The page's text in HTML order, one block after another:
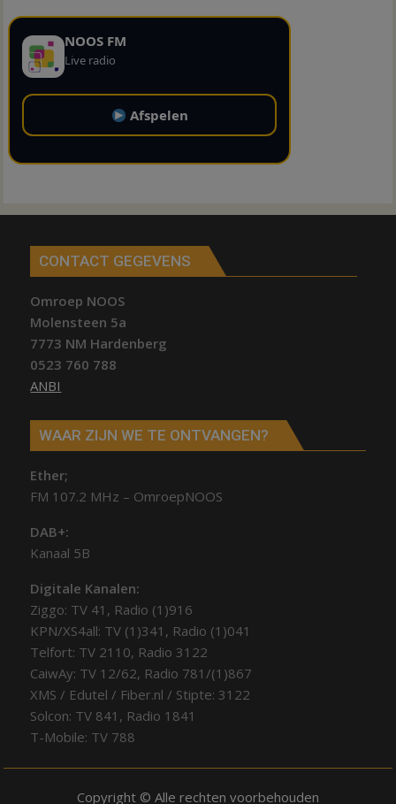
NOOS FM
Live radio
Afspelen
CONTACT GEGEVENS
Omroep NOOS
Molensteen 5a
7773 NM Hardenberg
0523 760 788
ANBI
WAAR ZIJN WE TE ONTVANGEN?
Ether;
FM 107.2 MHz – OmroepNOOS
DAB+:
Kanaal 5B
Digitale Kanalen:
Ziggo: TV 41, Radio (1)916
KPN/XS4all: TV (1)341, Radio (1)041
Telfort: TV 2110, Radio 3122
CaiwAy: TV 12/62, Radio 781/(1)867
XMS / Edutel / Fiber.nl / Stipte: 3122
Solcon: TV 841, Radio 1841
T-Mobile: TV 788
Copyright © Alle rechten voorbehouden